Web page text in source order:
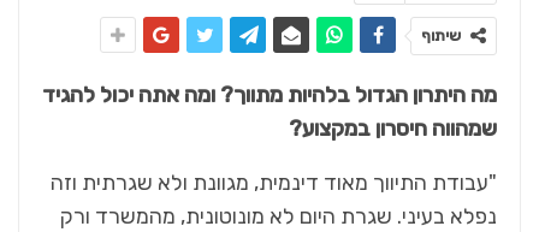
שיתוף
מה היתרון הגדול בלהיות מתווך? ומה אתה יכול להגיד
שמהווה חיסרון במקצוע?
"עבודת התיווך מאוד דינמית, מגוונת ולא שגרתית וזה
נפלא בעיני. שגרת היום לא מונוטונית, מהמשרד ורק